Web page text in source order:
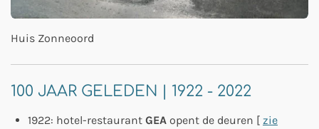
Huis Zonneoord
100 JAAR GELEDEN | 1922 - 2022
1922: hotel-restaurant GEA opent de deuren [ zie